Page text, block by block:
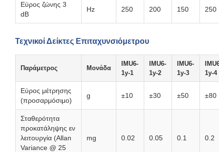
Εύρος ζώνης 3
dB
Hz 250 200 150 250
Τεχνικοί Δείκτες Επιταχυνσιόμετρου
Παράμετρος Μονάδα
IMU6-
1y-1
IMU6-
1y-2
IMU6-
1y-3
1y-4
Εύρος μέτρησης
(προσαρμόσιμο)
g ±10 ±30 ±50 ±80
Σταθερότητα
προκατάληψης εν
λειτουργία (Allan
Variance @ 25
mg 0.02 0.05 0.1 0.2